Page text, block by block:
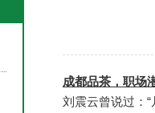
成都品茶，职场
刘震云曾说过：